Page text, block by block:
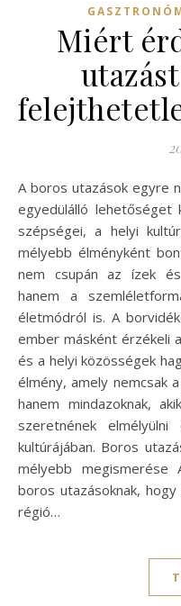
Miért
A boros utazások egyre népszerűbbek világszerte, hiszen
egyedülálló lehetőséget
szépségei, a helyi
mélyebb élményként
nem csupán az ízek
hanem a
életmódról is. A
ember másként érzékeli
és a helyi közösségek
élmény, amely nemcsak
hanem mindazoknak,
szeretnének
kultúrájában. Boros
mélyebb megismerése
boros utazásoknak,
régió…